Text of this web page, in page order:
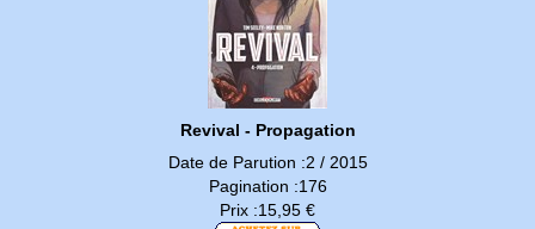
Revival - Propagation
Date de Parution :2 / 2015
Pagination :176
Prix :15,95 €